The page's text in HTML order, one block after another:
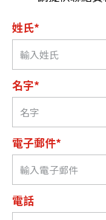
姓氏*
名字*
電子郵件*
電話